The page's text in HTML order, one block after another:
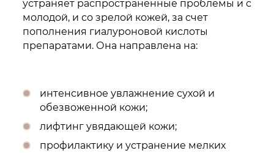
устраняет распространенные проблемы и с
молодой, и со зрелой кожей, за счет
пополнения гиалуроновой кислоты
препаратами. Она направлена на:
интенсивное увлажнение сухой и
обезвоженной кожи;
лифтинг увядающей кожи;
профилактику и устранение мелких